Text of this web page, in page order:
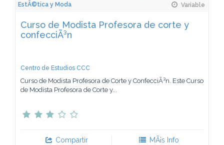
EstÃ©tica y Moda Variable
Curso de Modista Profesora de corte y
confecciÃ³n
Centro de Estudios CCC
Curso de Modista Profesora de Corte y ConfecciÃ³n. Este Curso
de Modista Profesora de Corte y...
Compartir MÃ¡s Info